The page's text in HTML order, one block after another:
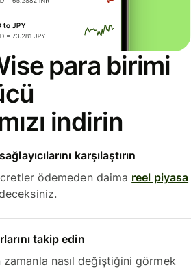
para birimi
indirin
karşılaştırın
ödemeden daima reel piyasa
takip edin
nasıl değiştiğini görmek